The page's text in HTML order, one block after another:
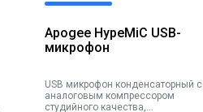
Apogee HypeMiC USB-
микрофон
USB микрофон конденсаторный с
аналоговым компрессором
студийного качества,